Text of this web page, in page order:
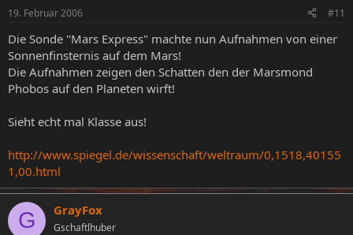
19. Februar 2006 #11
Die Sonde "Mars Express" machte nun Aufnahmen von einer
Sonnenfinsternis auf dem Mars!
Die Aufnahmen zeigen den Schatten den der Marsmond
Phobos auf den Planeten wirft!
Sieht echt mal Klasse aus!
http://www.spiegel.de/wissenschaft/weltraum/0,1518,40155
1,00.html
G GrayFox
Gschaftlhuber